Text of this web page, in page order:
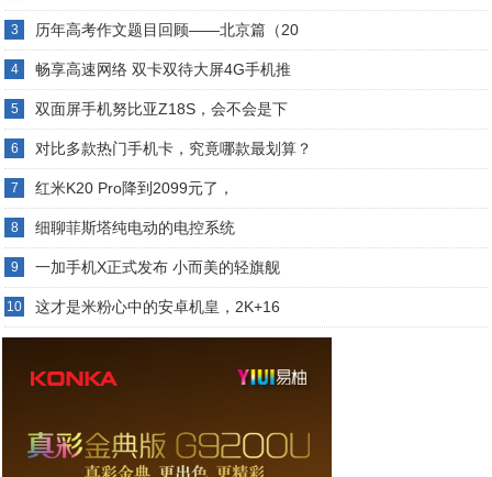
3 历年高考作文题目回顾——北京篇（20
4 畅享高速网络 双卡双待大屏4G手机推
5 双面屏手机努比亚Z18S，会不会是下
6 对比多款热门手机卡，究竟哪款最划算？
7 红米K20 Pro降到2099元了，
8 细聊菲斯塔纯电动的电控系统
9 一加手机X正式发布 小而美的轻旗舰
10 这才是米粉心中的安卓机皇，2K+16